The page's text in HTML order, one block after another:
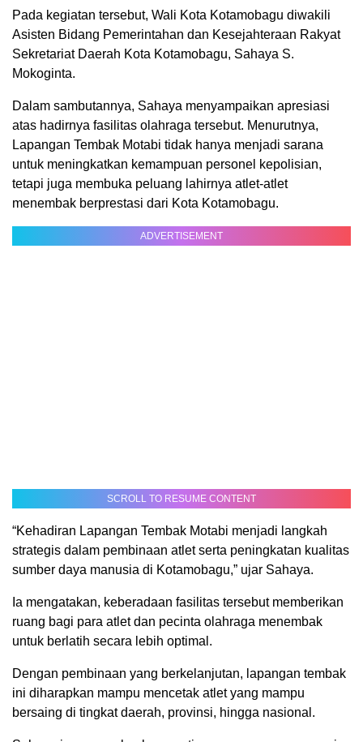
Pada kegiatan tersebut, Wali Kota Kotamobagu diwakili
Asisten Bidang Pemerintahan dan Kesejahteraan Rakyat
Sekretariat Daerah Kota Kotamobagu, Sahaya S.
Mokoginta.
Dalam sambutannya, Sahaya menyampaikan apresiasi
atas hadirnya fasilitas olahraga tersebut. Menurutnya,
Lapangan Tembak Motabi tidak hanya menjadi sarana
untuk meningkatkan kemampuan personel kepolisian,
tetapi juga membuka peluang lahirnya atlet-atlet
menembak berprestasi dari Kota Kotamobagu.
ADVERTISEMENT
SCROLL TO RESUME CONTENT
“Kehadiran Lapangan Tembak Motabi menjadi langkah
strategis dalam pembinaan atlet serta peningkatan kualitas
sumber daya manusia di Kotamobagu,” ujar Sahaya.
Ia mengatakan, keberadaan fasilitas tersebut memberikan
ruang bagi para atlet dan pecinta olahraga menembak
untuk berlatih secara lebih optimal.
Dengan pembinaan yang berkelanjutan, lapangan tembak
ini diharapkan mampu mencetak atlet yang mampu
bersaing di tingkat daerah, provinsi, hingga nasional.